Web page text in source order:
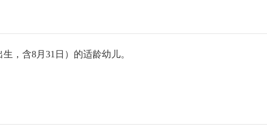
，含8月31日）的适龄幼儿。